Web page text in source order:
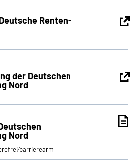
Renten­
der Deutschen
Nord
Nord